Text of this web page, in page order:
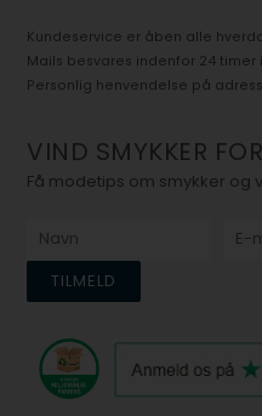
Kundeservice er åben alle
Mails besvares indenfor 24 timer
Personlig henvendelse på
VIND SMYKKER
Få modetips om smykker